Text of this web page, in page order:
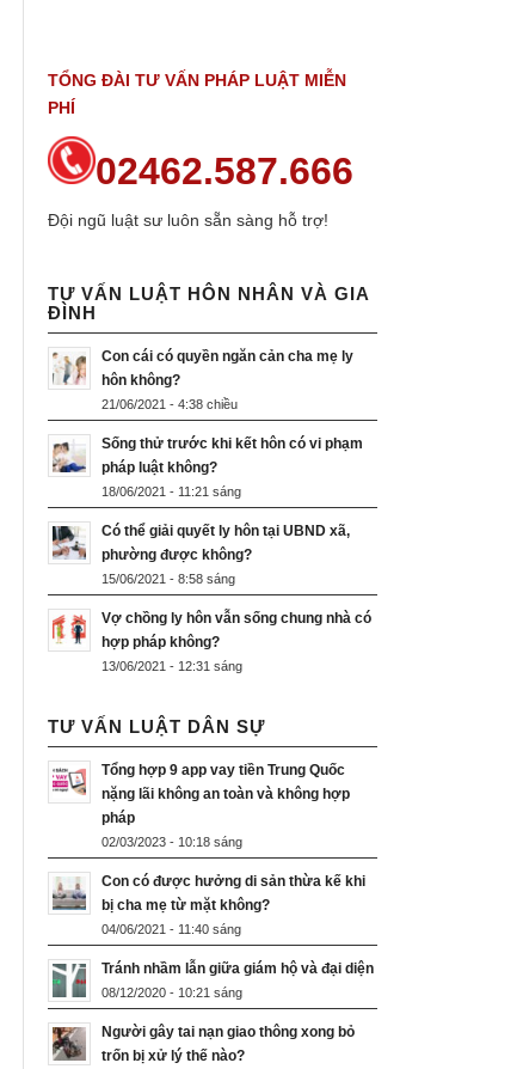
TỔNG ĐÀI TƯ VẤN PHÁP LUẬT MIỄN
PHÍ
02462.587.666
Đội ngũ luật sư luôn sẵn sàng hỗ trợ!
TƯ VẤN LUẬT HÔN NHÂN VÀ GIA
ĐÌNH
Con cái có quyền ngăn cản cha mẹ ly
hôn không?
21/06/2021 - 4:38 chiều
Sống thử trước khi kết hôn có vi phạm
pháp luật không?
18/06/2021 - 11:21 sáng
Có thể giải quyết ly hôn tại UBND xã,
phường được không?
15/06/2021 - 8:58 sáng
Vợ chồng ly hôn vẫn sống chung nhà có
hợp pháp không?
13/06/2021 - 12:31 sáng
TƯ VẤN LUẬT DÂN SỰ
Tổng hợp 9 app vay tiền Trung Quốc
nặng lãi không an toàn và không hợp
pháp
02/03/2023 - 10:18 sáng
Con có được hưởng di sản thừa kế khi
bị cha mẹ từ mặt không?
04/06/2021 - 11:40 sáng
Tránh nhầm lẫn giữa giám hộ và đại diện
08/12/2020 - 10:21 sáng
Người gây tai nạn giao thông xong bỏ
trốn bị xử lý thế nào?